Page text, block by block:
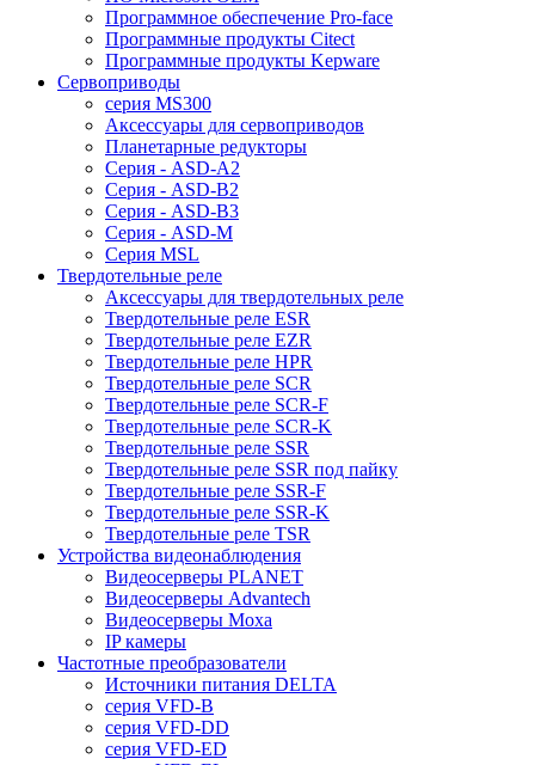
Программное обеспечение Pro-face
Программные продукты Citect
Программные продукты Kepware
Сервоприводы
серия MS300
Аксессуары для сервоприводов
Планетарные редукторы
Серия - ASD-A2
Серия - ASD-B2
Серия - ASD-B3
Серия - ASD-M
Серия MSL
Твердотельные реле
Аксессуары для твердотельных реле
Твердотельные реле ESR
Твердотельные реле EZR
Твердотельные реле HPR
Твердотельные реле SCR
Твердотельные реле SCR-F
Твердотельные реле SCR-K
Твердотельные реле SSR
Твердотельные реле SSR под пайку
Твердотельные реле SSR-F
Твердотельные реле SSR-K
Твердотельные реле TSR
Устройства видеонаблюдения
Видеосерверы PLANET
Видеосерверы Advantech
Видеосерверы Moxa
IP камеры
Частотные преобразователи
Источники питания DELTA
серия VFD-B
серия VFD-DD
серия VFD-ED